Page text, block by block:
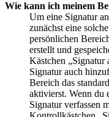
Wie kann ich meinem
Um eine Signatur
zunächst eine
persönlichen
erstellt und
Kästchen „Signatur
Signatur auch
Bereich das
aktivierst. Wenn du
Signatur verfassen